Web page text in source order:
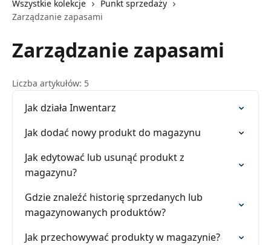
Wszystkie kolekcje
Punkt sprzedaży
Zarządzanie zapasami
Zarządzanie zapasami
Liczba artykułów: 5
Jak działa Inwentarz
Jak dodać nowy produkt do magazynu
Jak edytować lub usunąć produkt z
magazynu?
Gdzie znaleźć historię sprzedanych lub
magazynowanych produktów?
Jak przechowywać produkty w magazynie?